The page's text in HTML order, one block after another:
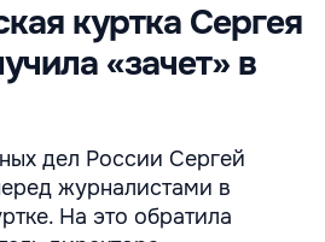
куртка Сергея
«зачет» в
дел России Сергей
журналистами в
На это обратила